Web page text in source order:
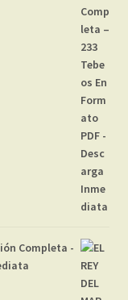
Completa -